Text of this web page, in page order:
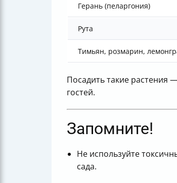
Герань (пеларгония)
Рута
Тимьян, розмарин,
Посадить такие растения
гостей.
Запомните!
Не используйте
сада.